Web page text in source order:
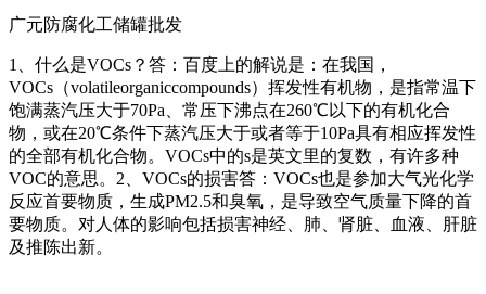
广元防腐化工储罐批发
1、什么是VOCs？答：百度上的解说是：在我国，
VOCs（volatileorganiccompounds）挥发性有机物，是指常温下
饱满蒸汽压大于70Pa、常压下沸点在260℃以下的有机化合
物，或在20℃条件下蒸汽压大于或者等于10Pa具有相应挥发性
的全部有机化合物。VOCs中的s是英文里的复数，有许多种
VOC的意思。2、VOCs的损害答：VOCs也是参加大气光化学
反应首要物质，生成PM2.5和臭氧，是导致空气质量下降的首
要物质。对人体的影响包括损害神经、肺、肾脏、血液、肝脏
及推陈出新。